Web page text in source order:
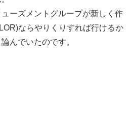
ーズメントグループが新しく作
ならやりくりすれば行けるか
んでいたのです。